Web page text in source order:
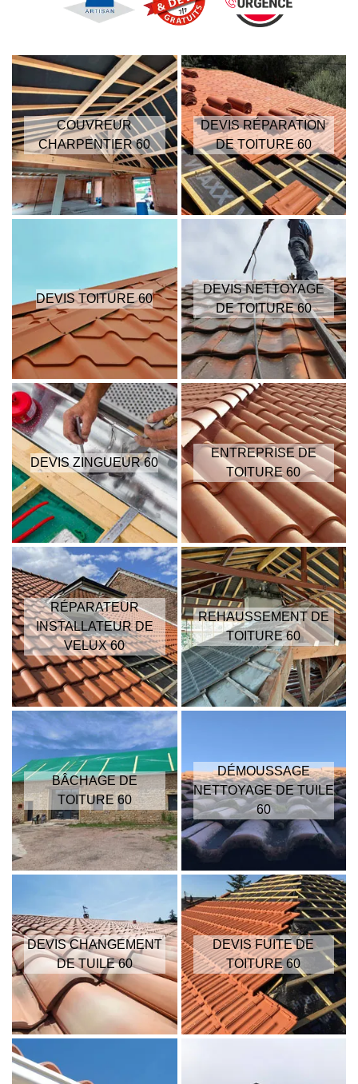
COUVREUR
CHARPENTIER 60
DEVIS RÉPARATION
DE TOITURE 60
DEVIS TOITURE 60
DEVIS NETTOYAGE
DE TOITURE 60
DEVIS ZINGUEUR 60
ENTREPRISE DE
TOITURE 60
RÉPARATEUR
INSTALLATEUR DE
VELUX 60
REHAUSSEMENT DE
TOITURE 60
BÂCHAGE DE
TOITURE 60
DÉMOUSSAGE
NETTOYAGE DE TUILE
60
DEVIS CHANGEMENT
DE TUILE 60
DEVIS FUITE DE
TOITURE 60